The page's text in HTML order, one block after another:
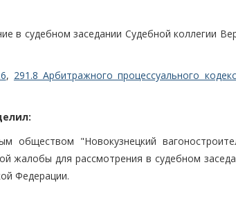
в судебном заседании Судебной коллегии
, 291.8 Арбитражного процессуального
обществом "Новокузнецкий
жалобы для рассмотрения в судебном
Федерации.